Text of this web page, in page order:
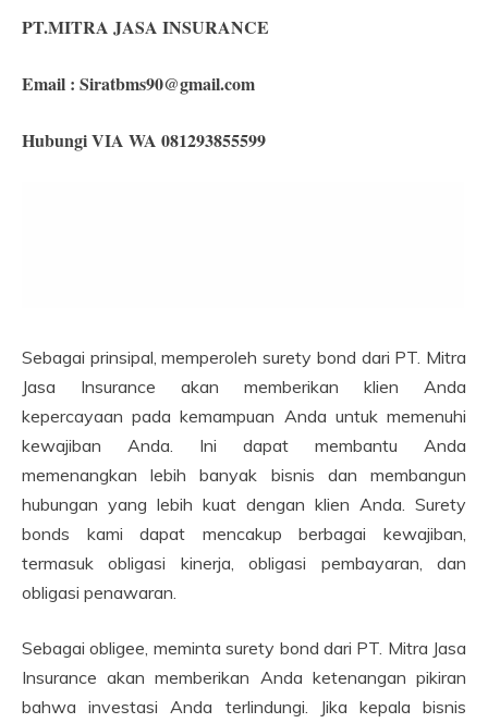
PT.MITRA JASA INSURANCE
Email : Siratbms90@gmail.com
Hubungi VIA WA 081293855599
Sebagai prinsipal, memperoleh surety bond dari PT. Mitra
Jasa Insurance akan memberikan klien Anda
kepercayaan pada kemampuan Anda untuk memenuhi
kewajiban Anda. Ini dapat membantu Anda
memenangkan lebih banyak bisnis dan membangun
hubungan yang lebih kuat dengan klien Anda. Surety
bonds kami dapat mencakup berbagai kewajiban,
termasuk obligasi kinerja, obligasi pembayaran, dan
obligasi penawaran.
Sebagai obligee, meminta surety bond dari PT. Mitra Jasa
Insurance akan memberikan Anda ketenangan pikiran
bahwa investasi Anda terlindungi. Jika kepala bisnis